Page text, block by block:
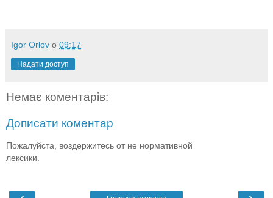
Igor Orlov о 09:17
Надати доступ
Немає коментарів:
Дописати коментар
Пожалуйста, воздержитесь от не нормативной
лексики.